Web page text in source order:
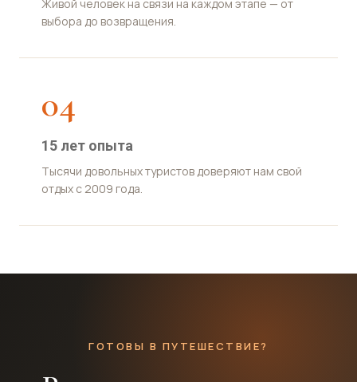
Живой человек на связи на каждом этапе — от
выбора до возвращения.
04
15 лет опыта
Тысячи довольных туристов доверяют нам свой
отдых с 2009 года.
ГОТОВЫ В ПУТЕШЕСТВИЕ?